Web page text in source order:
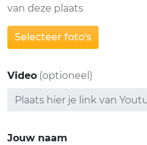
van deze plaats
Selecteer foto's
Video (optioneel)
Jouw naam